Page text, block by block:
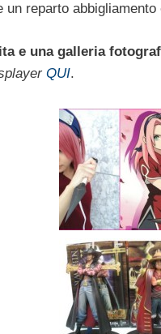
reparto
e una galleria
QUI.